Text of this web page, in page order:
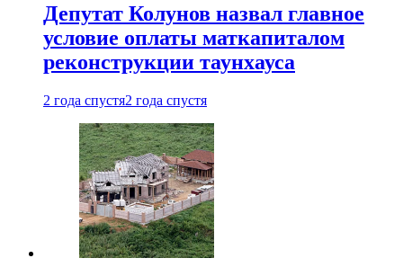
Депутат Колунов назвал главное
условие оплаты маткапиталом
реконструкции таунхауса
2 года спустя2 года спустя